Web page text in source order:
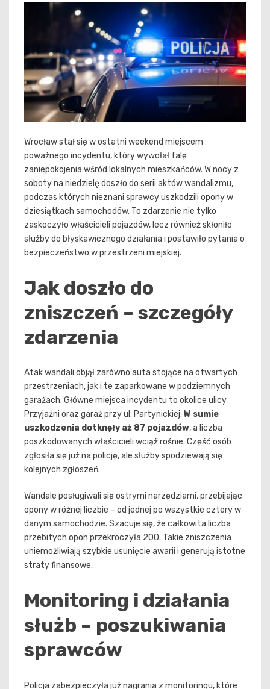
Wrocław stał się w ostatni weekend miejscem
poważnego incydentu, który wywołał falę
zaniepokojenia wśród lokalnych mieszkańców. W nocy z
soboty na niedzielę doszło do serii aktów wandalizmu,
podczas których nieznani sprawcy uszkodzili opony w
dziesiątkach samochodów. To zdarzenie nie tylko
zaskoczyło właścicieli pojazdów, lecz również skłoniło
służby do błyskawicznego działania i postawiło pytania o
bezpieczeństwo w przestrzeni miejskiej.
Jak doszło do
zniszczeń – szczegóły
zdarzenia
Atak wandali objął zarówno auta stojące na otwartych
przestrzeniach, jak i te zaparkowane w podziemnych
garażach. Główne miejsca incydentu to okolice ulicy
Przyjaźni oraz garaż przy ul. Partynickiej. W sumie
uszkodzenia dotknęły aż 87 pojazdów, a liczba
poszkodowanych właścicieli wciąż rośnie. Część osób
zgłosiła się już na policję, ale służby spodziewają się
kolejnych zgłoszeń.
Wandale posługiwali się ostrymi narzędziami, przebijając
opony w różnej liczbie – od jednej po wszystkie cztery w
danym samochodzie. Szacuje się, że całkowita liczba
przebitych opon przekroczyła 200. Takie zniszczenia
uniemożliwiają szybkie usunięcie awarii i generują istotne
straty finansowe.
Monitoring i działania
służb – poszukiwania
sprawców
Policja zabezpieczyła już nagrania z monitoringu, które